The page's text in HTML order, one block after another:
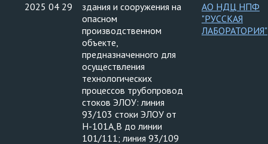
2025 04 29
здания и сооружения на
опасном
производственном
объекте,
предназначенного для
осуществления
технологических
процессов трубопровод
стоков ЭЛОУ: линия
93/103 стоки ЭЛОУ от
Н-101А,В до линии
101/111; линия 93/109
АО НДЦ НПФ
"РУССКАЯ
ЛАБОРАТОРИЯ"